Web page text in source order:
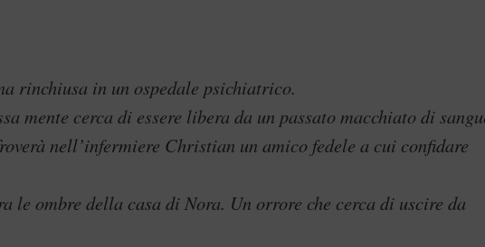
rinchiusa in un ospedale psichiatrico.
mente cerca di essere libera da un passato macchiato di
nell’infermiere Christian un amico fedele a cui confidare
le ombre della casa di Nora. Un orrore che cerca di uscire da